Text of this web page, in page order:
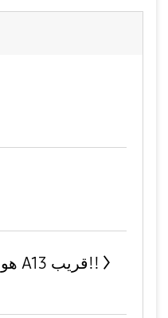
هو فيه تحديث لسامسونج A13 قريب!!